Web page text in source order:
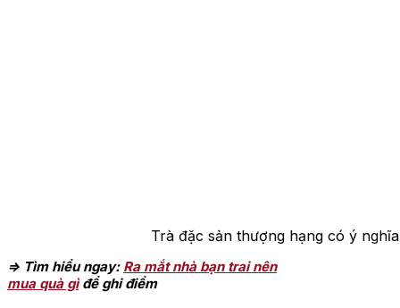
Trà đặc sản thượng hạng có ý
=> Tìm hiểu ngay: Ra mắt nhà bạn trai nên
mua quà gìđể ghi điểm